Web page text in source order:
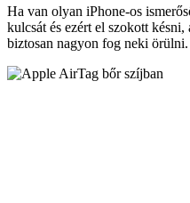
Ha van olyan iPhone-os
kulcsát és ezért el szokott
biztosan nagyon fog neki örülni.